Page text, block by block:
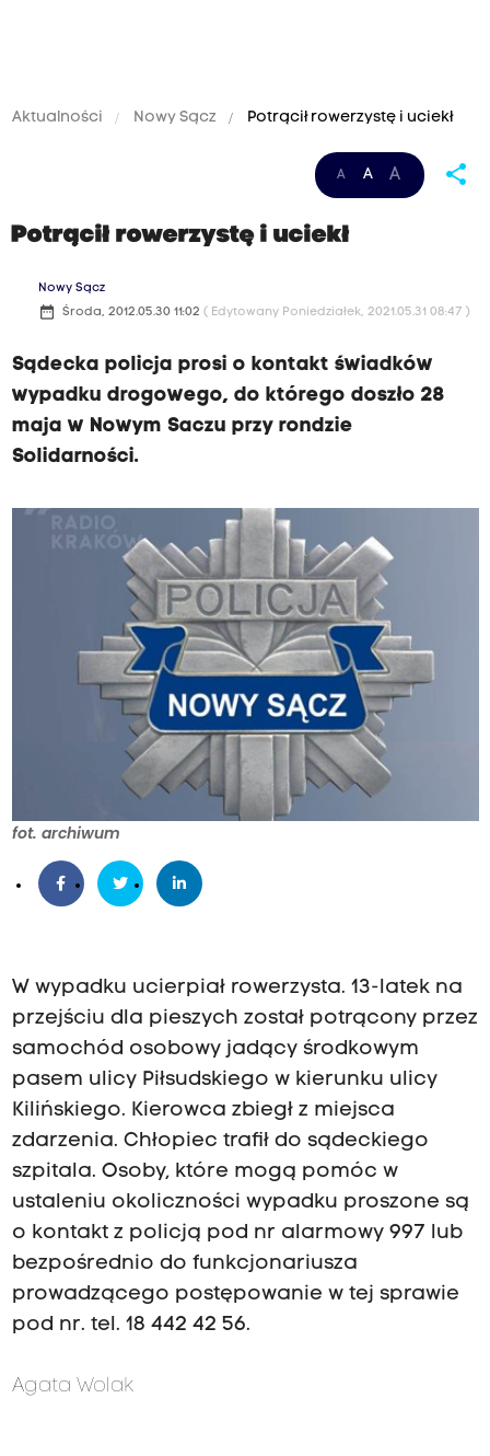
Aktualności Nowy Sącz Potrącił rowerzystę i uciekł
A A A share
Potrącił rowerzystę i uciekł
Nowy Sącz
date_range Środa, 2012.05.30 11:02 ( Edytowany Poniedziałek, 2021.05.31 08:47 )
Sądecka policja prosi o kontakt świadków
wypadku drogowego, do którego doszło 28
maja w Nowym Saczu przy rondzie
Solidarności.
fot. archiwum
W wypadku ucierpiał rowerzysta. 13-latek na
przejściu dla pieszych został potrącony przez
samochód osobowy jadący środkowym
pasem ulicy Piłsudskiego w kierunku ulicy
Kilińskiego. Kierowca zbiegł z miejsca
zdarzenia. Chłopiec trafił do sądeckiego
szpitala. Osoby, które mogą pomóc w
ustaleniu okoliczności wypadku proszone są
o kontakt z policją pod nr alarmowy 997 lub
bezpośrednio do funkcjonariusza
prowadzącego postępowanie w tej sprawie
pod nr. tel. 18 442 42 56.
Agata Wolak